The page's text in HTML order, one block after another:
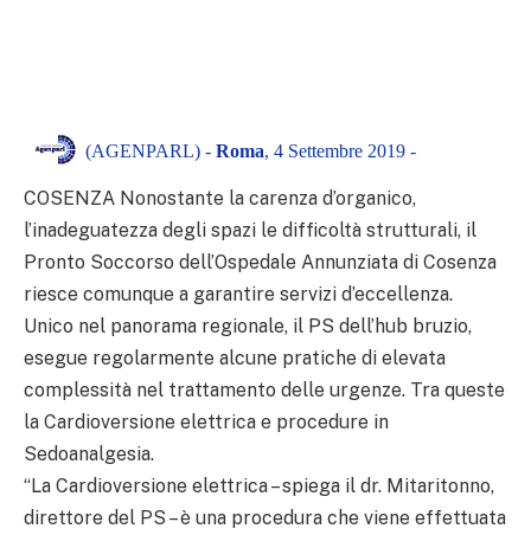
(AGENPARL) - Roma, 4 Settembre 2019 -
COSENZA Nonostante la carenza d’organico,
l’inadeguatezza degli spazi le difficoltà strutturali, il
Pronto Soccorso dell’Ospedale Annunziata di Cosenza
riesce comunque a garantire servizi d’eccellenza.
Unico nel panorama regionale, il PS dell’hub bruzio,
esegue regolarmente alcune pratiche di elevata
complessità nel trattamento delle urgenze. Tra queste
la Cardioversione elettrica e procedure in
Sedoanalgesia.
“La Cardioversione elettrica – spiega il dr. Mitaritonno,
direttore del PS – è una procedura che viene effettuata